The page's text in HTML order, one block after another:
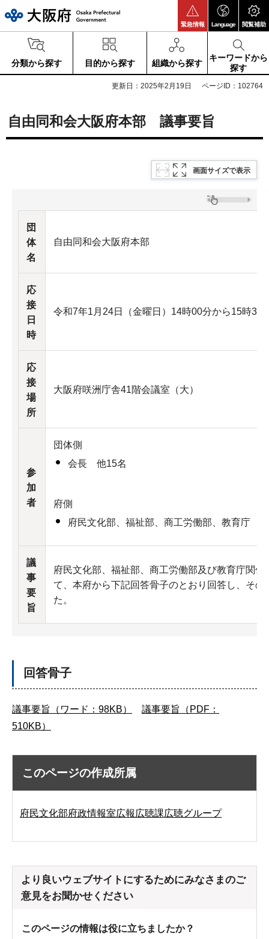
緊急情報 Language 閲覧補助
分類から探す 目的から探す 組織から探す
キーワードから
探す
更新日：2025年2月19日 ページID：102764
自由同和会大阪府本部 議事要旨
画面サイズで表示
団
体
名
自由同和会大阪府本部
応
接
日
時
令和7年1月24日（金曜日）14時00分から15時30
応
接
場
所
大阪府咲洲庁舎41階会議室（大）
参
加
者
団体側
会長 他15名
府側
府民文化部、福祉部、商工労働部、教育庁
議
事
要
旨
府民文化部、福祉部、商工労働部及び教育庁関
て、本府から下記回答骨子のとおり回答し、そ
た。
回答骨子
議事要旨（ワード：98KB）
議事要旨（PDF：
510KB）
このページの作成所属
府民文化部府政情報室広報広聴課広聴グループ
より良いウェブサイトにするためにみなさまのご
意見をお聞かせください
このページの情報は役に立ちましたか？